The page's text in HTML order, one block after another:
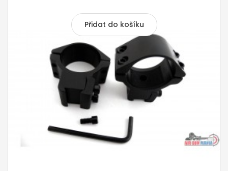
Přidat do košíku